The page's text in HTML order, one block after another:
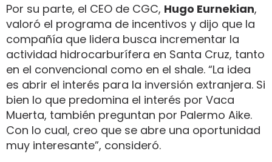
Por su parte, el CEO de CGC, Hugo Eurnekian,
valoró el programa de incentivos y dijo que la
compañía que lidera busca incrementar la
actividad hidrocarburífera en Santa Cruz, tanto
en el convencional como en el shale. “La idea
es abrir el interés para la inversión extranjera. Si
bien lo que predomina el interés por Vaca
Muerta, también preguntan por Palermo Aike.
Con lo cual, creo que se abre una oportunidad
muy interesante”, consideró.